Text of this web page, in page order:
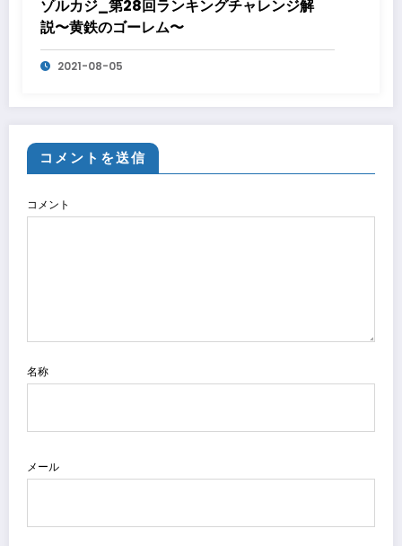
ゾルカジ_第28回ランキングチャレンジ解
説〜黄鉄のゴーレム〜
2021-08-05
コメントを送信
コメント
名称
メール